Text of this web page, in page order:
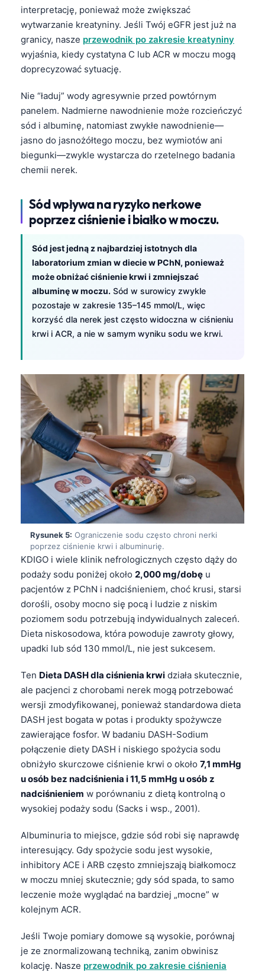
interpretację, ponieważ może zwiększać
wytwarzanie kreatyniny. Jeśli Twój eGFR jest już na
granicy, nasze przewodnik po zakresie kreatyniny
wyjaśnia, kiedy cystatyna C lub ACR w moczu mogą
doprecyzować sytuację.
Nie “ładuj” wody agresywnie przed powtórnym
panelem. Nadmierne nawodnienie może rozcieńczyć
sód i albuminę, natomiast zwykłe nawodnienie—
jasno do jasnożółtego moczu, bez wymiotów ani
biegunki—zwykle wystarcza do rzetelnego badania
chemii nerek.
Sód wpływa na ryzyko nerkowe
poprzez ciśnienie i białko w moczu.
Sód jest jedną z najbardziej istotnych dla
laboratorium zmian w diecie w PChN, ponieważ
może obniżać ciśnienie krwi i zmniejszać
albuminę w moczu. Sód w surowicy zwykle
pozostaje w zakresie 135–145 mmol/L, więc
korzyść dla nerek jest często widoczna w ciśnieniu
krwi i ACR, a nie w samym wyniku sodu we krwi.
Rysunek 5: Ograniczenie sodu często chroni nerki
poprzez ciśnienie krwi i albuminurię.
KDIGO i wiele klinik nefrologicznych często dąży do
podaży sodu poniżej około 2,000 mg/dobę u
pacjentów z PChN i nadciśnieniem, choć krusi, starsi
dorośli, osoby mocno się pocą i ludzie z niskim
poziomem sodu potrzebują indywidualnych zaleceń.
Dieta niskosodowa, która powoduje zawroty głowy,
upadki lub sód 130 mmol/L, nie jest sukcesem.
Ten Dieta DASH dla ciśnienia krwi działa skutecznie,
ale pacjenci z chorobami nerek mogą potrzebować
wersji zmodyfikowanej, ponieważ standardowa dieta
DASH jest bogata w potas i produkty spożywcze
zawierające fosfor. W badaniu DASH-Sodium
połączenie diety DASH i niskiego spożycia sodu
obniżyło skurczowe ciśnienie krwi o około 7,1 mmHg
u osób bez nadciśnienia i 11,5 mmHg u osób z
nadciśnieniem w porównaniu z dietą kontrolną o
wysokiej podaży sodu (Sacks i wsp., 2001).
Albuminuria to miejsce, gdzie sód robi się naprawdę
interesujący. Gdy spożycie sodu jest wysokie,
inhibitory ACE i ARB często zmniejszają białkomocz
w moczu mniej skutecznie; gdy sód spada, to samo
leczenie może wyglądać na bardziej „mocne” w
kolejnym ACR.
Jeśli Twoje pomiary domowe są wysokie, porównaj
je ze znormalizowaną techniką, zanim obwinisz
kolację. Nasze przewodnik po zakresie ciśnienia
پښتو
سنڌي
සිංහල
অসমীয়া
Galego
Latviešu valoda
Македонски јазик
Gàidhlig
Occitan
العربية المغربية
Afrikaans
Монгол
ພາສາລາວ
Basa Jawa
Кыргызча
Татар теле
Беларуская мова
Esperanto
Frysk
Ślōnskŏ gŏdka
Norsk bokmål